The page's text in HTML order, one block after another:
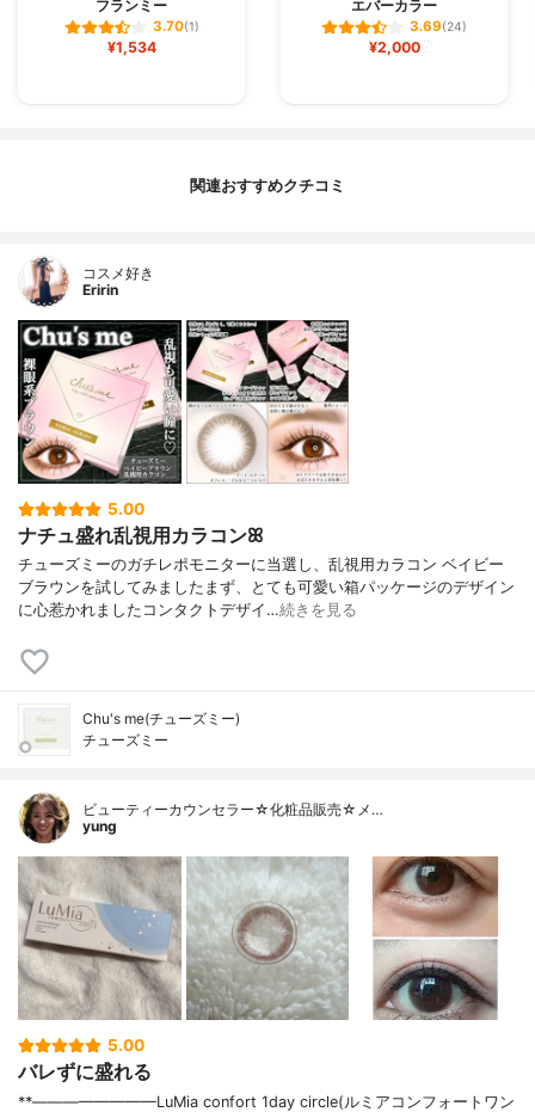
フランミー
3.70(1)
¥1,534
エバーカラー
3.69(24)
¥2,000
関連おすすめクチコミ
コスメ好き
Eririn
5.00
ナチュ盛れ乱視用カラコンꕤ
チューズミーのガチレポモニターに当選し、乱視用カラコン ベイビー
ブラウンを試してみましたまず、とても可愛い箱パッケージのデザイン
に心惹かれましたコンタクトデザイ…続きを見る
Chu's me(チューズミー)
チューズミー
ビューティーカウンセラー☆化粧品販売☆メ…
yung
5.00
バレずに盛れる
⁡**————————⁡LuMia confort 1day circle(ルミアコンフォートワン